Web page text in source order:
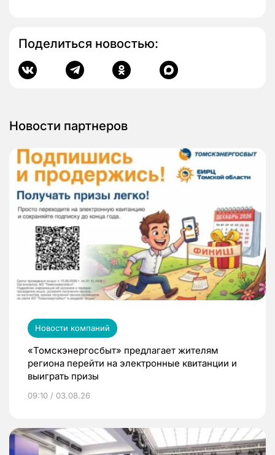
Поделиться новостью:
Новости партнеров
Новости компаний
«Томскэнергосбыт» предлагает жителям
региона перейти на электронные квитанции и
выиграть призы
09:10 / 03.08.26